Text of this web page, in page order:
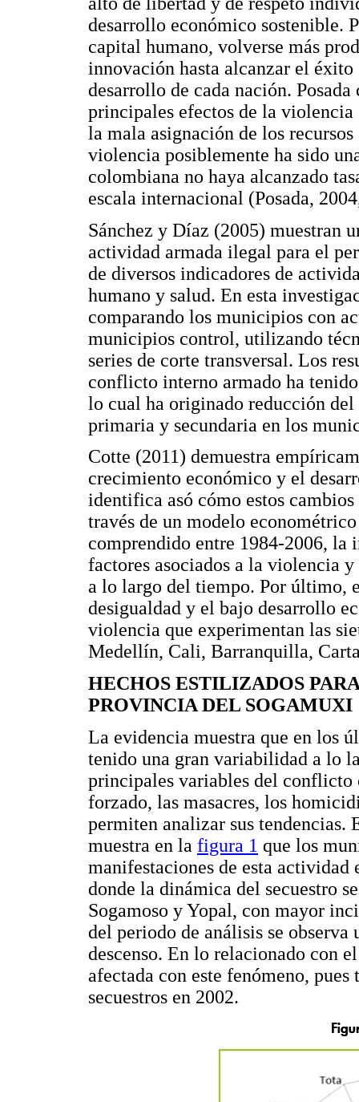
desarrollo económico sostenible.
capital humano, volverse más
innovación hasta alcanzar el
desarrollo de cada nación.
principales efectos de la
la mala asignación de los
violencia posiblemente ha sido
colombiana no haya alcanzado
escala internacional (Posada,
Sánchez y Díaz (2005) muestran
actividad armada ilegal para el
de diversos indicadores de
humano y salud. En esta
comparando los municipios con
municipios control, utilizando
series de corte transversal. Los
conflicto interno armado ha
lo cual ha originado reducción
primaria y secundaria en los
Cotte (2011) demuestra
crecimiento económico y el
identifica asó cómo estos
través de un modelo
comprendido entre 1984-2006, la
factores asociados a la violencia
a lo largo del tiempo. Por último,
desigualdad y el bajo desarrollo
violencia que experimentan las
Medellín, Cali, Barranquilla,
HECHOS ESTILIZADOS
PROVINCIA DEL SOGAMUXI
La evidencia muestra que en los
tenido una gran variabilidad a lo
principales variables del conflicto
forzado, las masacres, los
permiten analizar sus tendencias.
muestra en la figura 1 que los
manifestaciones de esta
donde la dinámica del secuestro
Sogamoso y Yopal, con mayor
del periodo de análisis se
descenso. En lo relacionado con
afectada con este fenómeno,
secuestros en 2002.